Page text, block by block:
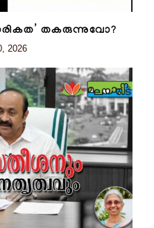
തകരുന്നുവോ?
2026